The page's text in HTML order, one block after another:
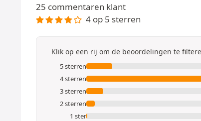
25 commentaren klant
4 op 5 sterren
Klik op een rij om de beoordelingen te
5 sterren
4 sterren
3 sterren
2 sterren
1 ster